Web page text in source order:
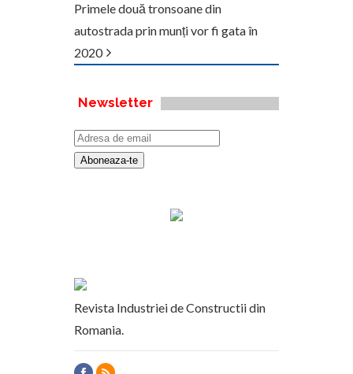
Primele două tronsoane din
autostrada prin munți vor fi gata în
2020
Newsletter
Revista Industriei de Constructii din
Romania.